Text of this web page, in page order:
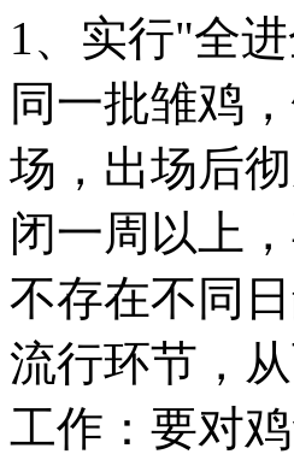
1、实行"全
同一批雏鸡
场，出场后
闭一周以上
不存在不同
流行环节，
工作：要对